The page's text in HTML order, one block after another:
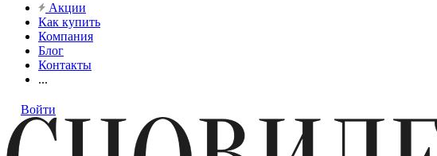
Акции
Как купить
Компания
Блог
Контакты
...
Войти